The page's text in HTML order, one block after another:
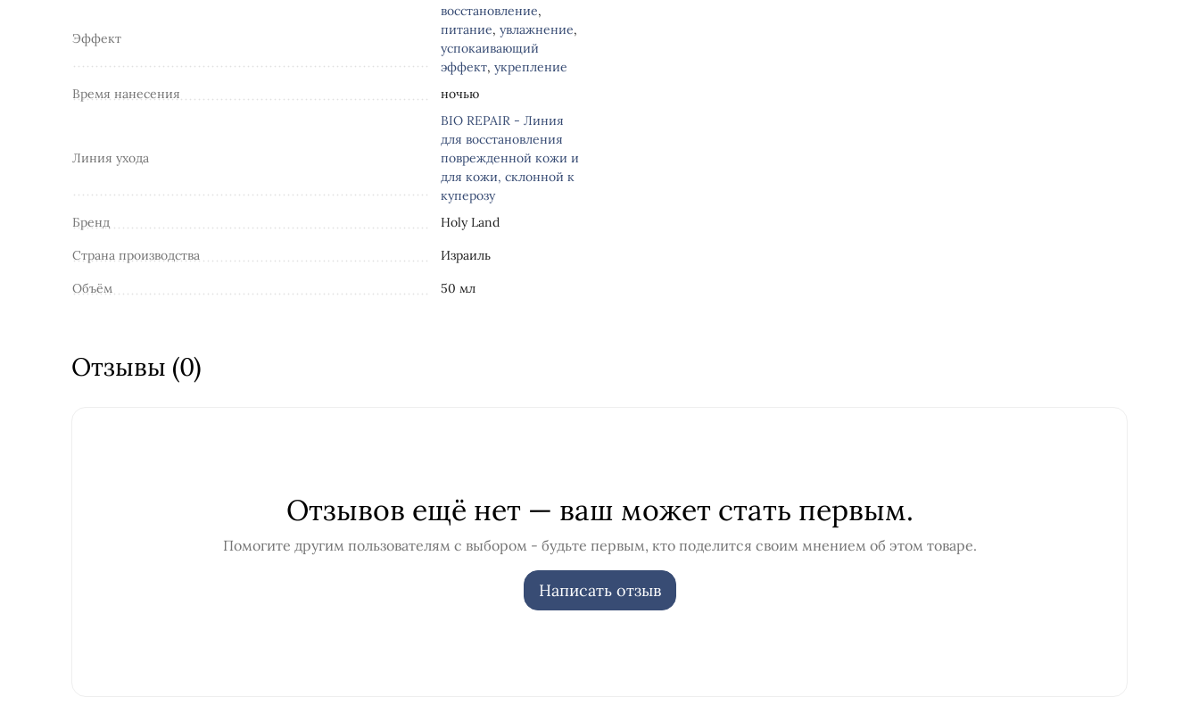
Эффект
восстановление,
питание, увлажнение,
успокаивающий
эффект, укрепление
Время нанесения
ночью
Линия ухода
BIO REPAIR - Линия
для восстановления
поврежденной кожи и
для кожи, склонной к
куперозу
Бренд
Holy Land
Страна производства Израиль
Объём 50 мл
Отзывы (0)
Отзывов ещё нет — ваш может стать первым.
Помогите другим пользователям с выбором - будьте первым, кто поделится своим мнением об этом товаре.
Написать отзыв